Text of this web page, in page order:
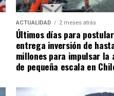
ACTUALIDAD 2 meses atrás
Últimos días para
entrega inversión de
millones para impulsar la
de pequeña escala en